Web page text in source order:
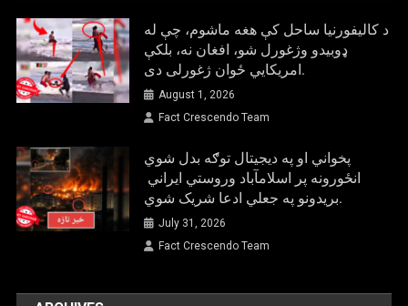
د کالیفورنیا ساحل کې هغه ماشوم، چې له
ډوبیدو وژغورل شو، افغان نه، بلکې
امریکایي ځوان ژغورلی دی.
August 1, 2026
Fact Crescendo Team
پخواني او په دیجیتال توګه بدل شوي
انځورونه پر اسلامآباد وروستي ایراني
بريدونو په جعلي ادعا شریک شوي.
July 31, 2026
Fact Crescendo Team